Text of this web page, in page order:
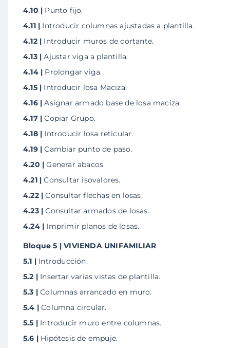
4.10 | Punto fijo.
4.11 | Introducir columnas ajustadas a plantilla.
4.12 | Introducir muros de cortante.
4.13 | Ajustar viga a plantilla.
4.14 | Prolongar viga.
4.15 | Introducir losa Maciza.
4.16 | Asignar armado base de losa maciza.
4.17 | Copiar Grupo.
4.18 | Introducir losa reticular.
4.19 | Cambiar punto de paso.
4.20 | Generar abacos.
4.21 | Consultar isovalores.
4.22 | Consultar flechas en losas.
4.23 | Consultar armados de losas.
4.24 | Imprimir planos de losas.
Bloque 5 | VIVIENDA UNIFAMILIAR
5.1 | Introducción.
5.2 | Insertar varias vistas de plantilla.
5.3 | Columnas arrancado en muro.
5.4 | Columna circular.
5.5 | Introducir muro entre columnas.
5.6 | Hipótesis de empuje.